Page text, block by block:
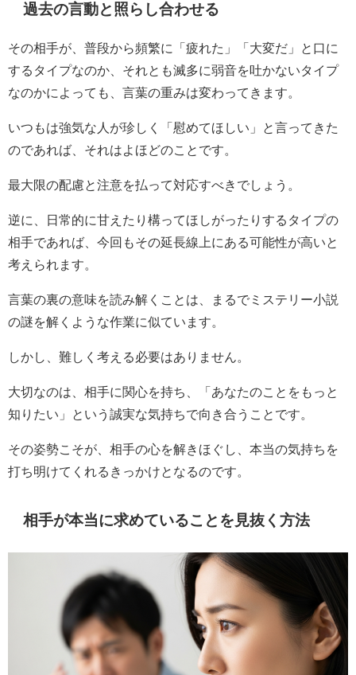
過去の言動と照らし合わせる
その相手が、普段から頻繁に「疲れた」「大変だ」と口に
するタイプなのか、それとも滅多に弱音を吐かないタイプ
なのかによっても、言葉の重みは変わってきます。
いつもは強気な人が珍しく「慰めてほしい」と言ってきた
のであれば、それはよほどのことです。
最大限の配慮と注意を払って対応すべきでしょう。
逆に、日常的に甘えたり構ってほしがったりするタイプの
相手であれば、今回もその延長線上にある可能性が高いと
考えられます。
言葉の裏の意味を読み解くことは、まるでミステリー小説
の謎を解くような作業に似ています。
しかし、難しく考える必要はありません。
大切なのは、相手に関心を持ち、「あなたのことをもっと
知りたい」という誠実な気持ちで向き合うことです。
その姿勢こそが、相手の心を解きほぐし、本当の気持ちを
打ち明けてくれるきっかけとなるのです。
相手が本当に求めていることを見抜く方法